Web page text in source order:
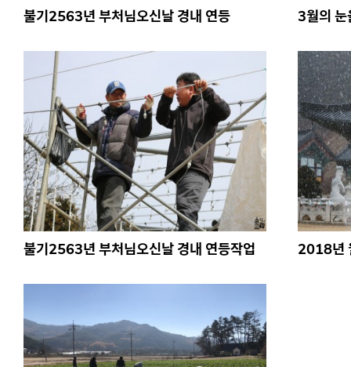
불기2563년 부처님오신날 경내 연등 3월의 눈
불기2563년 부처님오신날 경내 연등작업 2018년